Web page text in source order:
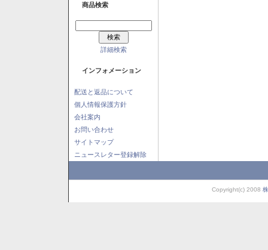
商品検索
詳細検索
インフォメーション
配送と返品について
個人情報保護方針
会社案内
お問い合わせ
サイトマップ
ニュースレター登録解除
Copyright(c) 2008